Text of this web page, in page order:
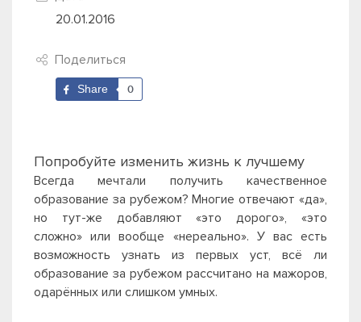
20.01.2016
Поделиться
Share 0
Попробуйте изменить жизнь к лучшему
Всегда мечтали получить качественное
образование за рубежом? Многие отвечают «да»,
но тут-же добавляют«это дорого»,«это
сложно» или вообще «нереально». У вас есть
возможность узнать из первых уст, всё ли
образование за рубежом рассчитано на мажоров,
одарённых или слишком умных.